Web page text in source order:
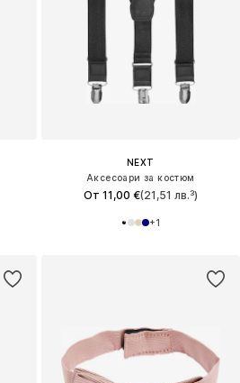
NEXT
Аксесоари за костюм
От 11,00 €(21,51 лв.³)
+1